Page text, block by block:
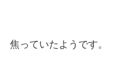
焦っていたようです。